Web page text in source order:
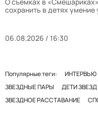
О съёмках в
сохранить в детях умение
06.08.2026 / 16:30
Популярные теги: ИНТЕРВЬЮ
ЗВЕЗДНЫЕ ПАРЫ
ДЕТИ ЗВЕЗД
ЗВЕЗДНОЕ РАССТАВАНИЕ